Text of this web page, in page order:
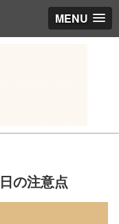
MENU
の注意点